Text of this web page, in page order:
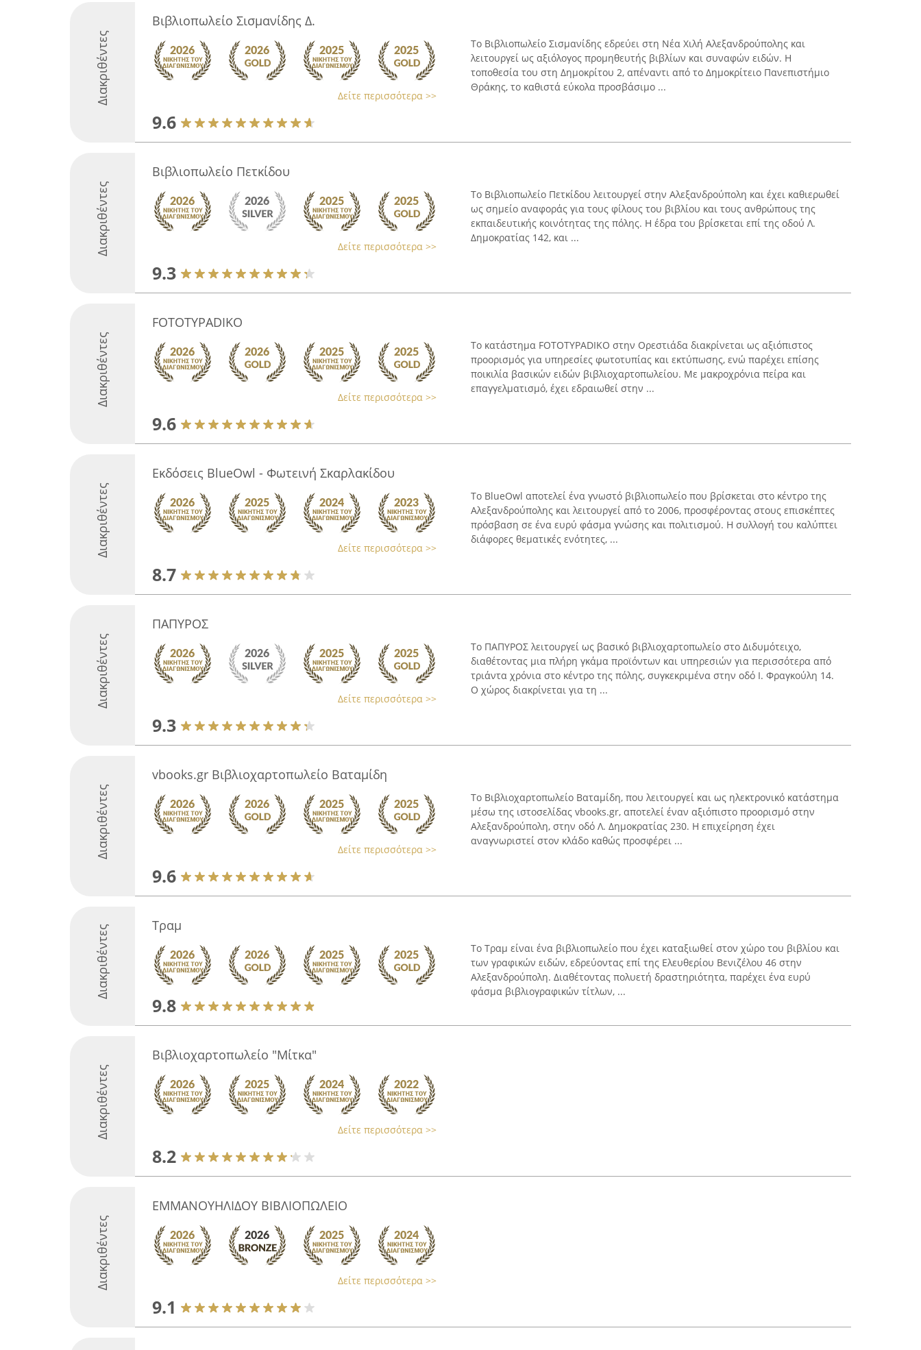
Διακριθέντες
Βιβλιοπωλείο Σισμανίδης Δ.
Δείτε περισσότερα >>
9.6
Το Βιβλιοπωλείο Σισμανίδης εδρεύει στη Νέα Χιλή Αλεξανδρούπολης και
λειτουργεί ως αξιόλογος προμηθευτής βιβλίων και συναφών ειδών. Η
τοποθεσία του στη Δημοκρίτου 2, απέναντι από το Δημοκρίτειο Πανεπιστήμιο
Θράκης, το καθιστά εύκολα προσβάσιμο ...
Διακριθέντες
Βιβλιοπωλείο Πετκίδου
Δείτε περισσότερα >>
9.3
Το Βιβλιοπωλείο Πετκίδου λειτουργεί στην Αλεξανδρούπολη και έχει καθιερωθεί
ως σημείο αναφοράς για τους φίλους του βιβλίου και τους ανθρώπους της
εκπαιδευτικής κοινότητας της πόλης. Η έδρα του βρίσκεται επί της οδού Λ.
Δημοκρατίας 142, και ...
Διακριθέντες
FOTOTYPADIKO
Δείτε περισσότερα >>
9.6
Το κατάστημα FOTOTYPADIKO στην Ορεστιάδα διακρίνεται ως αξιόπιστος
προορισμός για υπηρεσίες φωτοτυπίας και εκτύπωσης, ενώ παρέχει επίσης
ποικιλία βασικών ειδών βιβλιοχαρτοπωλείου. Με μακροχρόνια πείρα και
επαγγελματισμό, έχει εδραιωθεί στην ...
Διακριθέντες
Εκδόσεις BlueOwl - Φωτεινή Σκαρλακίδου
Δείτε περισσότερα >>
8.7
Το BlueOwl αποτελεί ένα γνωστό βιβλιοπωλείο που βρίσκεται στο κέντρο της
Αλεξανδρούπολης και λειτουργεί από το 2006, προσφέροντας στους επισκέπτες
πρόσβαση σε ένα ευρύ φάσμα γνώσης και πολιτισμού. Η συλλογή του καλύπτει
διάφορες θεματικές ενότητες, ...
Διακριθέντες
ΠΑΠΥΡΟΣ
Δείτε περισσότερα >>
9.3
Το ΠΑΠΥΡΟΣ λειτουργεί ως βασικό βιβλιοχαρτοπωλείο στο Διδυμότειχο,
διαθέτοντας μια πλήρη γκάμα προϊόντων και υπηρεσιών για περισσότερα από
τριάντα χρόνια στο κέντρο της πόλης, συγκεκριμένα στην οδό Ι. Φραγκούλη 14.
Ο χώρος διακρίνεται για τη ...
Διακριθέντες
vbooks.gr Βιβλιοχαρτοπωλείο Βαταμίδη
Δείτε περισσότερα >>
9.6
Το Βιβλιοχαρτοπωλείο Βαταμίδη, που λειτουργεί και ως ηλεκτρονικό κατάστημα
μέσω της ιστοσελίδας vbooks.gr, αποτελεί έναν αξιόπιστο προορισμό στην
Αλεξανδρούπολη, στην οδό Λ. Δημοκρατίας 230. Η επιχείρηση έχει
αναγνωριστεί στον κλάδο καθώς προσφέρει ...
Διακριθέντες Τραμ
9.8
Το Τραμ είναι ένα βιβλιοπωλείο που έχει καταξιωθεί στον χώρο του βιβλίου και
των γραφικών ειδών, εδρεύοντας επί της Ελευθερίου Βενιζέλου 46 στην
Αλεξανδρούπολη. Διαθέτοντας πολυετή δραστηριότητα, παρέχει ένα ευρύ
φάσμα βιβλιογραφικών τίτλων, ...
Διακριθέντες
Βιβλιοχαρτοπωλείο "Μίτκα"
Δείτε περισσότερα >>
8.2
Διακριθέντες
ΕΜΜΑΝΟΥΗΛΙΔΟΥ ΒΙΒΛΙΟΠΩΛΕΙΟ
Δείτε περισσότερα >>
9.1